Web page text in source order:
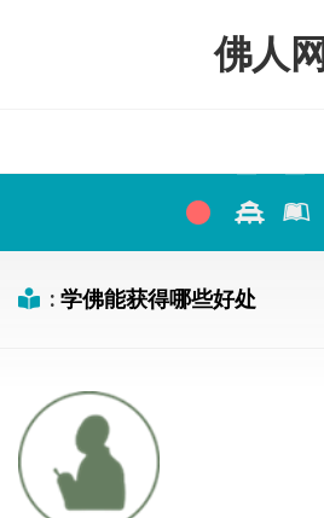
佛人网
: 学佛能获得哪些好处